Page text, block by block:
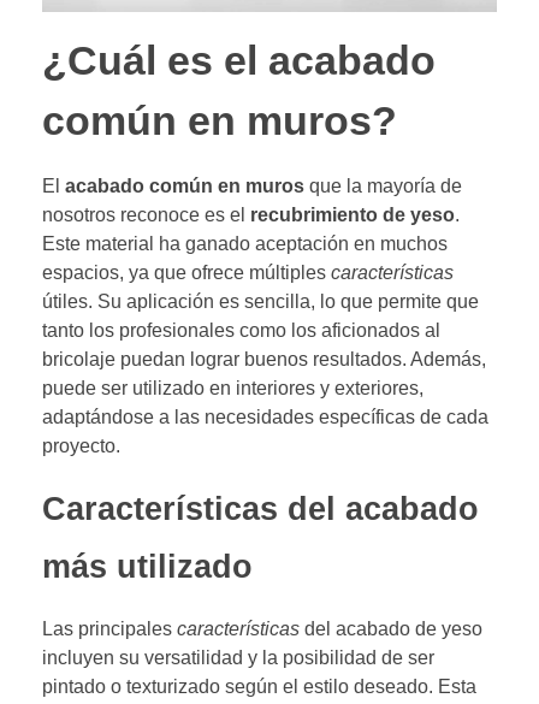
¿Cuál es el acabado
común en muros?
El acabado común en muros que la mayoría de
nosotros reconoce es el recubrimiento de yeso.
Este material ha ganado aceptación en muchos
espacios, ya que ofrece múltiples características
útiles. Su aplicación es sencilla, lo que permite que
tanto los profesionales como los aficionados al
bricolaje puedan lograr buenos resultados. Además,
puede ser utilizado en interiores y exteriores,
adaptándose a las necesidades específicas de cada
proyecto.
Características del acabado
más utilizado
Las principales características del acabado de yeso
incluyen su versatilidad y la posibilidad de ser
pintado o texturizado según el estilo deseado. Esta